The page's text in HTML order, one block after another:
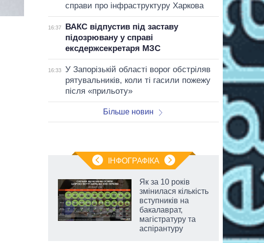
справи про інфраструктуру Харкова
16:37
ВАКС відпустив під заставу
підозрювану у справі
ексдержсекретаря МЗС
16:33
У Запорізькій області ворог обстріляв
рятувальників, коли ті гасили пожежу
після «прильоту»
Більше новин
ІНФОГРАФІКА
Як за 10 років
змінилася кількість
вступників на
бакалаврат,
магістратуру та
аспірантуру